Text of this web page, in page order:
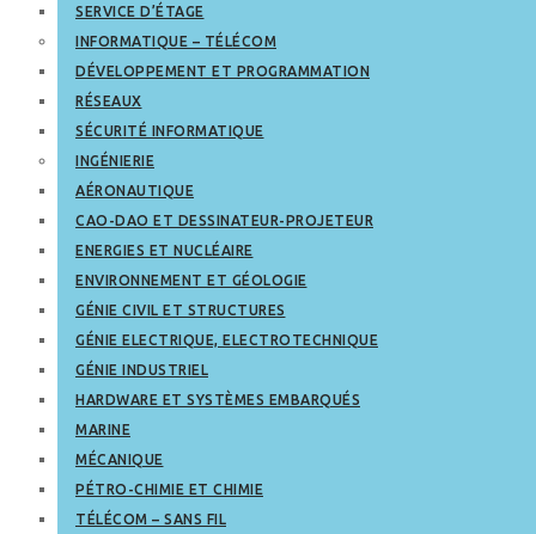
SERVICE D’ÉTAGE
INFORMATIQUE – TÉLÉCOM
DÉVELOPPEMENT ET PROGRAMMATION
RÉSEAUX
SÉCURITÉ INFORMATIQUE
INGÉNIERIE
AÉRONAUTIQUE
CAO-DAO ET DESSINATEUR-PROJETEUR
ENERGIES ET NUCLÉAIRE
ENVIRONNEMENT ET GÉOLOGIE
GÉNIE CIVIL ET STRUCTURES
GÉNIE ELECTRIQUE, ELECTROTECHNIQUE
GÉNIE INDUSTRIEL
HARDWARE ET SYSTÈMES EMBARQUÉS
MARINE
MÉCANIQUE
PÉTRO-CHIMIE ET CHIMIE
TÉLÉCOM – SANS FIL